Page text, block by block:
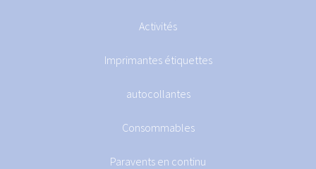
Activités
Imprimantes étiquettes
autocollantes
Consommables
Paravents en continu